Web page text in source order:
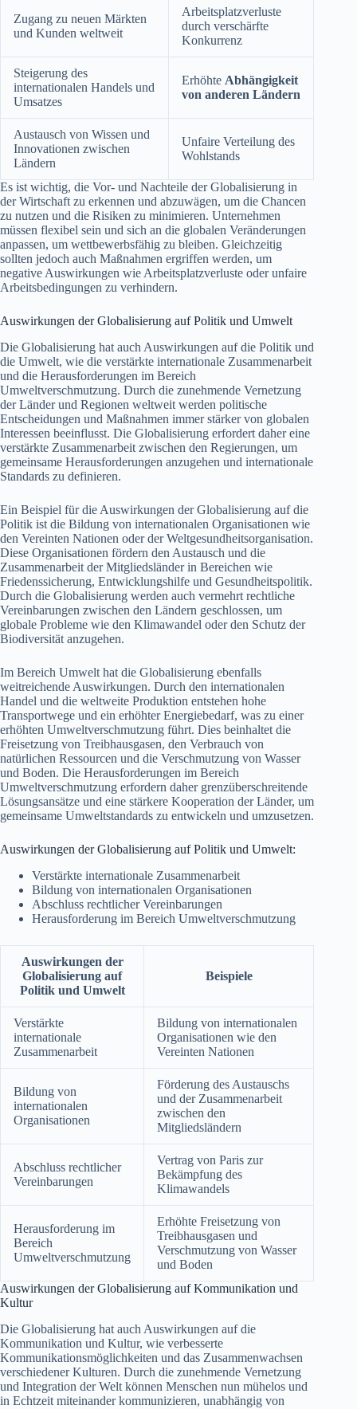
Zugang zu neuen Märkten
und Kunden weltweit
Arbeitsplatzverluste
durch verschärfte
Konkurrenz
Steigerung des
internationalen Handels und
Umsatzes
Erhöhte Abhängigkeit
von anderen Ländern
Austausch von Wissen und
Innovationen zwischen
Ländern
Unfaire Verteilung des
Wohlstands
Es ist wichtig, die Vor- und Nachteile der Globalisierung in
der Wirtschaft zu erkennen und abzuwägen, um die Chancen
zu nutzen und die Risiken zu minimieren. Unternehmen
müssen flexibel sein und sich an die globalen Veränderungen
anpassen, um wettbewerbsfähig zu bleiben. Gleichzeitig
sollten jedoch auch Maßnahmen ergriffen werden, um
negative Auswirkungen wie Arbeitsplatzverluste oder unfaire
Arbeitsbedingungen zu verhindern.
Auswirkungen der Globalisierung auf Politik und Umwelt
Die Globalisierung hat auch Auswirkungen auf die Politik und
die Umwelt, wie die verstärkte internationale Zusammenarbeit
und die Herausforderungen im Bereich
Umweltverschmutzung. Durch die zunehmende Vernetzung
der Länder und Regionen weltweit werden politische
Entscheidungen und Maßnahmen immer stärker von globalen
Interessen beeinflusst. Die Globalisierung erfordert daher eine
verstärkte Zusammenarbeit zwischen den Regierungen, um
gemeinsame Herausforderungen anzugehen und internationale
Standards zu definieren.
Ein Beispiel für die Auswirkungen der Globalisierung auf die
Politik ist die Bildung von internationalen Organisationen wie
den Vereinten Nationen oder der Weltgesundheitsorganisation.
Diese Organisationen fördern den Austausch und die
Zusammenarbeit der Mitgliedsländer in Bereichen wie
Friedenssicherung, Entwicklungshilfe und Gesundheitspolitik.
Durch die Globalisierung werden auch vermehrt rechtliche
Vereinbarungen zwischen den Ländern geschlossen, um
globale Probleme wie den Klimawandel oder den Schutz der
Biodiversität anzugehen.
Im Bereich Umwelt hat die Globalisierung ebenfalls
weitreichende Auswirkungen. Durch den internationalen
Handel und die weltweite Produktion entstehen hohe
Transportwege und ein erhöhter Energiebedarf, was zu einer
erhöhten Umweltverschmutzung führt. Dies beinhaltet die
Freisetzung von Treibhausgasen, den Verbrauch von
natürlichen Ressourcen und die Verschmutzung von Wasser
und Boden. Die Herausforderungen im Bereich
Umweltverschmutzung erfordern daher grenzüberschreitende
Lösungsansätze und eine stärkere Kooperation der Länder, um
gemeinsame Umweltstandards zu entwickeln und umzusetzen.
Auswirkungen der Globalisierung auf Politik und Umwelt:
Verstärkte internationale Zusammenarbeit
Bildung von internationalen Organisationen
Abschluss rechtlicher Vereinbarungen
Herausforderung im Bereich Umweltverschmutzung
Auswirkungen der
Globalisierung auf
Politik und Umwelt
Beispiele
Verstärkte
internationale
Zusammenarbeit
Bildung von internationalen
Organisationen wie den
Vereinten Nationen
Bildung von
internationalen
Organisationen
Förderung des Austauschs
und der Zusammenarbeit
zwischen den
Mitgliedsländern
Abschluss rechtlicher
Vereinbarungen
Vertrag von Paris zur
Bekämpfung des
Klimawandels
Herausforderung im
Bereich
Umweltverschmutzung
Erhöhte Freisetzung von
Treibhausgasen und
Verschmutzung von Wasser
und Boden
Auswirkungen der Globalisierung auf Kommunikation und
Kultur
Die Globalisierung hat auch Auswirkungen auf die
Kommunikation und Kultur, wie verbesserte
Kommunikationsmöglichkeiten und das Zusammenwachsen
verschiedener Kulturen. Durch die zunehmende Vernetzung
und Integration der Welt können Menschen nun mühelos und
in Echtzeit miteinander kommunizieren, unabhängig von